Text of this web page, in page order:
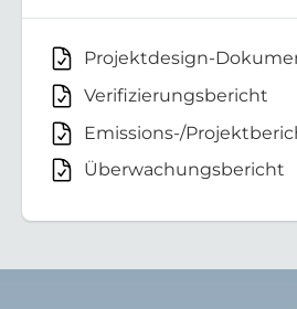
Projektdesign-
Verifizierungsbericht
Emissions-/
Überwachungsbericht